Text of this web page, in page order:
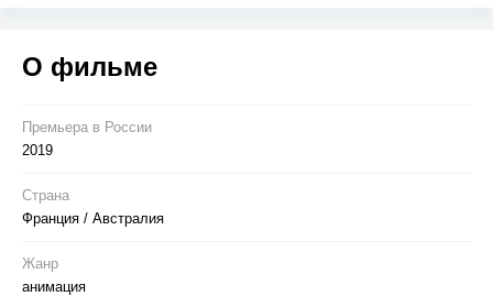
зловещие чары неопытному викингу предстоит
отправиться в захватывающее и опасное путешествие к
О фильме
Премьера в Росcии
2019
Страна
Франция / Австралия
Жанр
анимация